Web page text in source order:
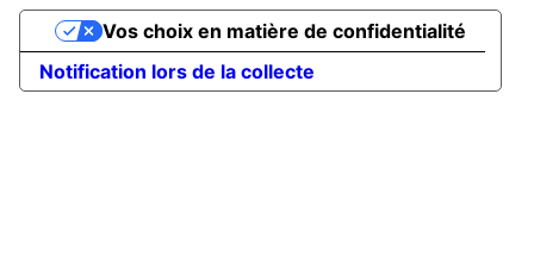
Notification lors de la collecte
Vos choix en matière de confidentialité